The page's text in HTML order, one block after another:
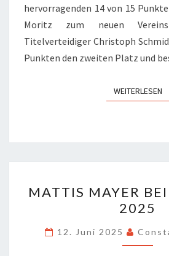
hervorragenden 14 von 15
Moritz zum neuen
Titelverteidiger Christoph
Punkten den zweiten Platz und
WEITERLESEN
MAYER
BEI
DER
DJEM
MATTIS MAYER
2025
12. Juni 2025